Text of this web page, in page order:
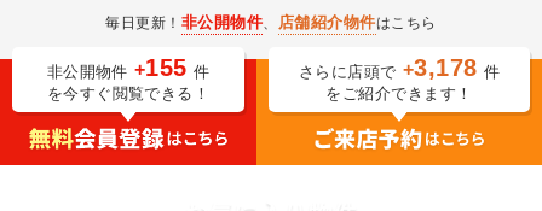
毎日更新！ 非公開物件、 店舗紹介物件はこちら
非公開物件 +155 件
を今すぐ閲覧できる！
さらに店頭で +3,178 件
をご紹介できます！